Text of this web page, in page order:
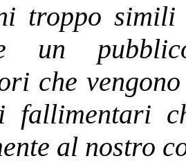
troppo
un
che
fallimentari
al nostro